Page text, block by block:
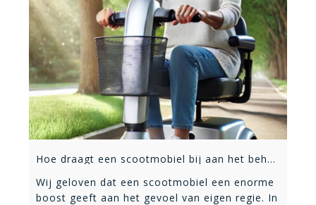
Hoe draagt een scootmobiel bij aan het behoud van zelfstandigheid?
Wij geloven dat een scootmobiel een enorme
boost geeft aan het gevoel van eigen regie. In